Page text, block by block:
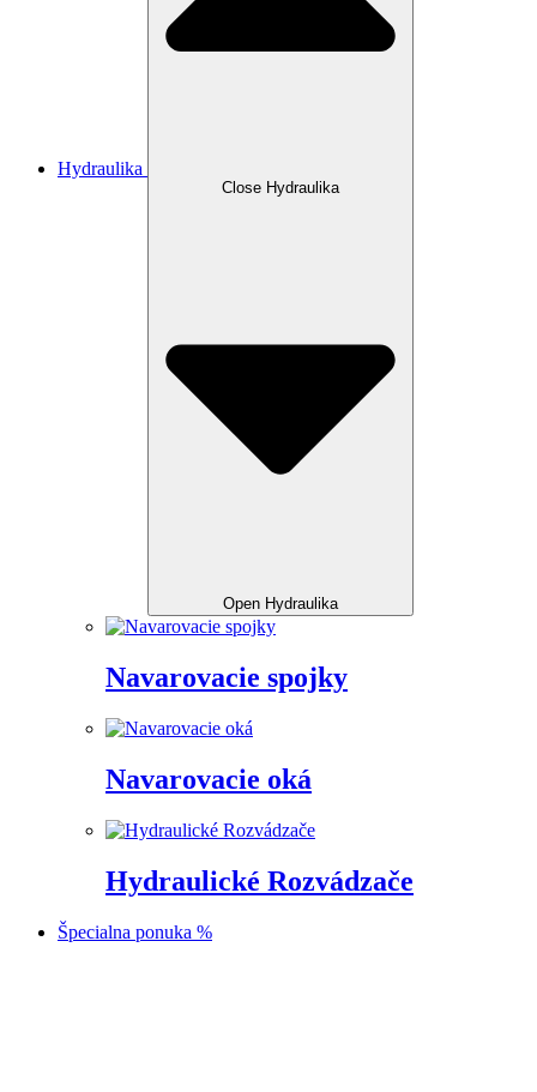
Hydraulika
Close Hydraulika
Open Hydraulika
Navarovacie spojky
Navarovacie oká
Hydraulické Rozvádzače
Špecialna ponuka %